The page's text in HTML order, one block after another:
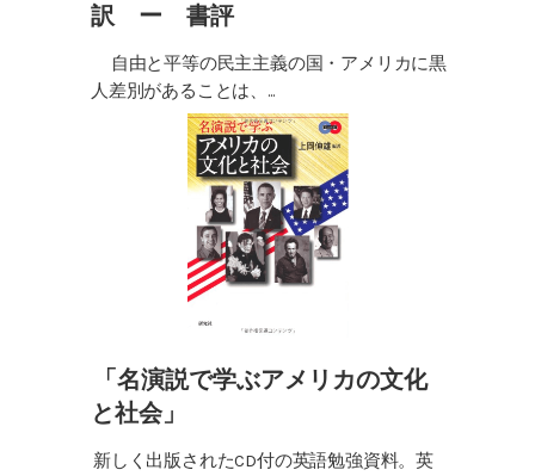
訳 ー 書評
自由と平等の民主主義の国・アメリカに黒
人差別があることは、...
「名演説で学ぶアメリカの文化
と社会」
新しく出版されたCD付の英語勉強資料。英